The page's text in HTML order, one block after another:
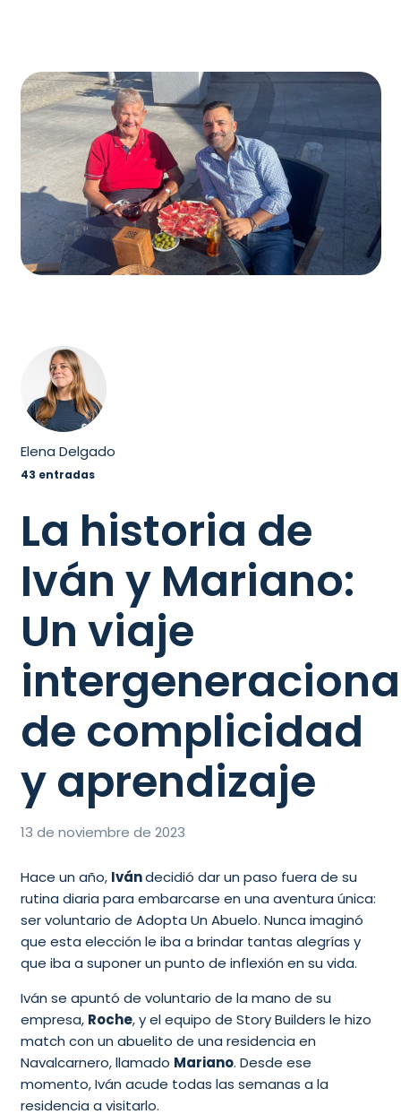
Elena Delgado
43 entradas
La historia de
Iván y Mariano:
Un viaje
de complicidad
y aprendizaje
13 de noviembre de 2023
Hace un año, Ivándecidió dar un paso fuera de su
rutina diaria para embarcarse en una aventura única:
ser voluntario de Adopta Un Abuelo. Nunca imaginó
que esta elección le iba a brindar tantas alegrías y
que iba a suponer un punto de inflexión en su vida.
Iván se apuntó de voluntario de la mano de su
empresa, Roche, y el equipo de Story Builders le hizo
match con un abuelito de una residencia en
Navalcarnero, llamado Mariano. Desde ese
momento, Iván acude todas las semanas a la
residencia a visitarlo.